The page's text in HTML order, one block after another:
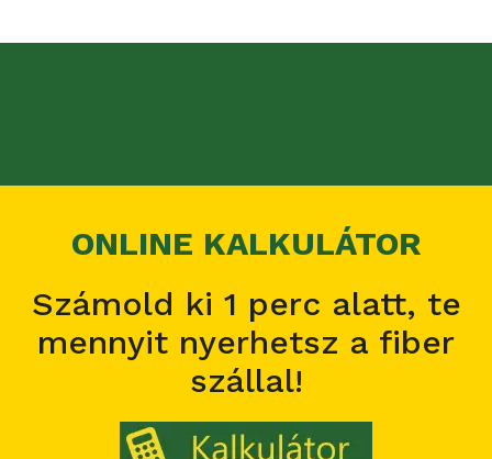
ONLINE KALKULÁTOR
Számold ki 1 perc alatt, te
mennyit nyerhetsz a fiber
szállal!